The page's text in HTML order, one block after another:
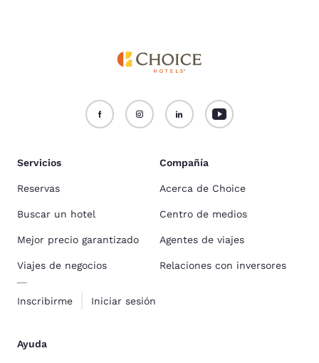
Servicios
Reservas
Buscar un hotel
Mejor precio garantizado
Viajes de negocios
Inscribirme Iniciar sesión
Compañía
Acerca de Choice
Centro de medios
Agentes de viajes
Relaciones con inversores
Ayuda